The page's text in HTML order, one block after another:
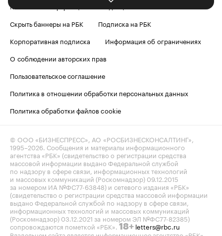
Контактная информация
Редакция
Скрыть баннеры на РБК
Подписка на РБК
Корпоративная подписка
Информация об ограничениях
О соблюдении авторских прав
Пользовательское соглашение
Политика в отношении обработки персональных данных
Политика обработки файлов cookie
© ООО «БИЗНЕСПРЕСС», АО «РОСБИЗНЕСКОНСАЛТИНГ»,
1995–2026 . Сообщения и материалы информационного
агентства «РБК» (свидетельство о регистрации средства
массовой информации выдано Федеральной службой
по надзору в сфере связи, информационных технологий
и массовых коммуникаций (Роскомнадзор) 09.12.2015
за номером ИА №ФС77-63848) и сетевого издания «РБК»
(свидетельство о регистрации средства массовой информации
выдано Федеральной службой по надзору в сфере связи,
информационных технологий и массовых коммуникаций
(Роскомнадзор) 03.12.2021 за номером ЭЛ №ФС77-82385)
сопровождаются пометкой «РБК». 18+ letters@rbc.ru